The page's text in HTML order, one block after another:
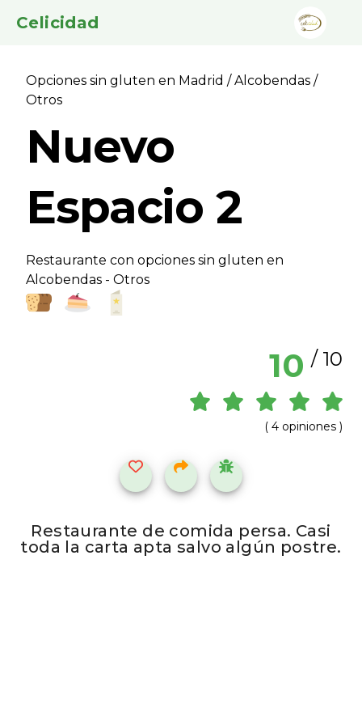
Celicidad
Opciones sin gluten en Madrid /Alcobendas /
Otros
Nuevo
Espacio 2
Restaurante con opciones sin gluten en
Alcobendas - Otros
10 / 10
( 4 opiniones )
Restaurante de comida persa. Casi
toda la carta apta salvo algún postre.